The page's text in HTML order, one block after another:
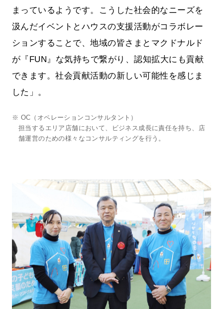
まっているようです。こうした社会的なニーズを
汲んだイベントとハウスの支援活動がコラボレー
ションすることで、地域の皆さまとマクドナルド
が『FUN』な気持ちで繋がり、認知拡大にも貢献
できます。社会貢献活動の新しい可能性を感じま
した」。
※ OC（オペレーションコンサルタント）
担当するエリア店舗において、ビジネス成長に責任を持ち、店
舗運営のための様々なコンサルティングを行う。